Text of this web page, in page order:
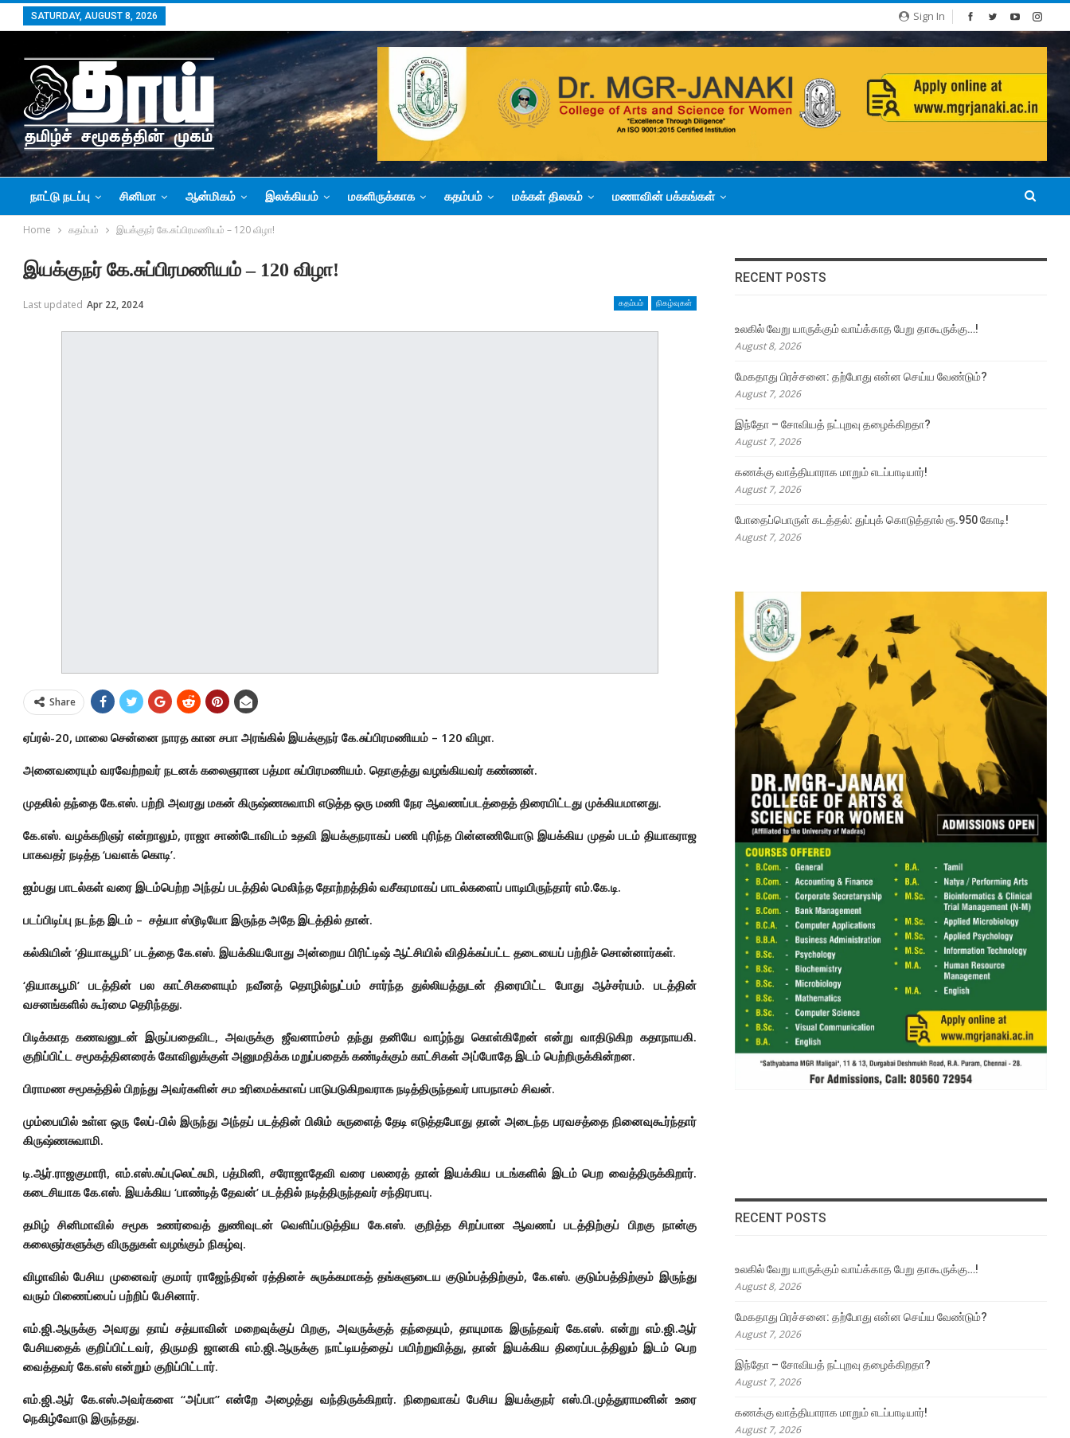
Sign In
SATURDAY, AUGUST 8, 2026
நாட்டு நடப்பு சினிமா ஆன்மிகம் இலக்கியம் மகளிருக்காக கதம்பம் மக்கள் திலகம் மணாவின் பக்கங்கள்
Home கதம்பம் இயக்குநர் கே.சுப்பிரமணியம் – 120 விழா!
இயக்குநர் கே.சுப்பிரமணியம் – 120 விழா!
கதம்பம் நிகழ்வுகள்
Last updated Apr 22, 2024
Share
ஏப்ரல்-20, மாலை சென்னை நாரத கான சபா அரங்கில் இயக்குநர் கே.சுப்பிரமணியம் – 120 விழா.
அனைவரையும் வரவேற்றவர் நடனக் கலைஞரான பத்மா சுப்பிரமணியம். தொகுத்து வழங்கியவர் கண்ணன்.
முதலில் தந்தை கே.எஸ். பற்றி அவரது மகன் கிருஷ்ணசுவாமி எடுத்த ஒரு மணி நேர ஆவணப்படத்தைத் திரையிட்டது முக்கியமானது.
கே.எஸ். வழக்கறிஞர் என்றாலும், ராஜா சாண்டோவிடம் உதவி இயக்குநராகப் பணி புரிந்த பின்னணியோடு இயக்கிய முதல் படம் தியாகராஜ
பாகவதர் நடித்த ‘பவளக் கொடி’.
ஐம்பது பாடல்கள் வரை இடம்பெற்ற அந்தப் படத்தில் மெலிந்த தோற்றத்தில் வசீகரமாகப் பாடல்களைப் பாடியிருந்தார் எம்.கே.டி.
படப்பிடிப்பு நடந்த இடம் – சத்யா ஸ்டூடியோ இருந்த அதே இடத்தில் தான்.
கல்கியின் ‘தியாகபூமி’ படத்தை கே.எஸ். இயக்கியபோது அன்றைய பிரிட்டிஷ் ஆட்சியில் விதிக்கப்பட்ட தடையைப் பற்றிச் சொன்னார்கள்.
‘தியாகபூமி’ படத்தின் பல காட்சிகளையும் நவீனத் தொழில்நுட்பம் சார்ந்த துல்லியத்துடன் திரையிட்ட போது ஆச்சர்யம். படத்தின்
வசனங்களில் கூர்மை தெரிந்தது.
பிடிக்காத கணவனுடன் இருப்பதைவிட, அவருக்கு ஜீவனாம்சம் தந்து தனியே வாழ்ந்து கொள்கிறேன் என்று வாதிடுகிற கதாநாயகி.
குறிப்பிட்ட சமூகத்தினரைக் கோவிலுக்குள் அனுமதிக்க மறுப்பதைக் கண்டிக்கும் காட்சிகள் அப்போதே இடம் பெற்றிருக்கின்றன.
பிராமண சமூகத்தில் பிறந்து அவர்களின் சம உரிமைக்காஎப் பாடுபடுகிறவராக நடித்திருந்தவர் பாபநாசம் சிவன்.
மும்பையில் உள்ள ஒரு லேப்-பில் இருந்து அந்தப் படத்தின் பிலிம் சுருளைத் தேடி எடுத்தபோது தான் அடைந்த பரவசத்தை நினைவுகூர்ந்தார்
கிருஷ்ணசுவாமி.
டி.ஆர்.ராஜகுமாரி, எம்.எஸ்.சுப்புலெட்சுமி, பத்மினி, சரோஜாதேவி வரை பலரைத் தான் இயக்கிய படங்களில் இடம் பெற வைத்திருக்கிறார்.
கடைசியாக கே.எஸ். இயக்கிய ‘பாண்டித் தேவன்’ படத்தில் நடித்திருந்தவர் சந்திரபாபு.
தமிழ் சினிமாவில் சமூக உணர்வைத் துணிவுடன் வெளிப்படுத்திய கே.எஸ். குறித்த சிறப்பான ஆவணப் படத்திற்குப் பிறகு நான்கு
கலைஞர்களுக்கு விருதுகள் வழங்கும் நிகழ்வு.
விழாவில் பேசிய முனைவர் குமார் ராஜேந்திரன் ரத்தினச் சுருக்கமாகத் தங்களுடைய குடும்பத்திற்கும், கே.எஸ். குடும்பத்திற்கும் இருந்து
வரும் பிணைப்பைப் பற்றிப் பேசினார்.
எம்.ஜி.ஆருக்கு அவரது தாய் சத்யாவின் மறைவுக்குப் பிறகு, அவருக்குத் தந்தையும், தாயுமாக இருந்தவர் கே.எஸ். என்று எம்.ஜி.ஆர்
பேசியதைக் குறிப்பிட்டவர், திருமதி ஜானகி எம்.ஜி.ஆருக்கு நாட்டியத்தைப் பயிற்றுவித்து, தான் இயக்கிய திரைப்படத்திலும் இடம் பெற
வைத்தவர் கே.எஸ் என்றும் குறிப்பிட்டார்.
எம்.ஜி.ஆர் கே.எஸ்.அவர்களை “அப்பா” என்றே அழைத்து வந்திருக்கிறார். நிறைவாகப் பேசிய இயக்குநர் எஸ்.பி.முத்துராமனின் உரை
நெகிழ்வோடு இருந்தது.
RECENT POSTS
உலகில் வேறு யாருக்கும் வாய்க்காத பேறு தாகூருக்கு…!
August 8, 2026
மேகதாது பிரச்சனை: தற்போது என்ன செய்ய வேண்டும்?
August 7, 2026
இந்தோ – சோவியத் நட்புறவு தழைக்கிறதா?
August 7, 2026
கணக்கு வாத்தியாராக மாறும் எடப்பாடியார்!
August 7, 2026
போதைப்பொருள் கடத்தல்: துப்புக் கொடுத்தால் ரூ.950 கோடி!
August 7, 2026
RECENT POSTS
உலகில் வேறு யாருக்கும் வாய்க்காத பேறு தாகூருக்கு…!
August 8, 2026
மேகதாது பிரச்சனை: தற்போது என்ன செய்ய வேண்டும்?
August 7, 2026
இந்தோ – சோவியத் நட்புறவு தழைக்கிறதா?
August 7, 2026
கணக்கு வாத்தியாராக மாறும் எடப்பாடியார்!
August 7, 2026